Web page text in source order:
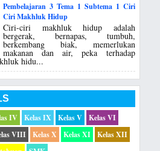
Pembelajaran 3 Tema 1 Subtema 1 Ciri
Ciri Makhluk Hidup
Ciri-ciri makhluk hidup adalah
bergerak, bernapas, tumbuh,
berkembang biak, memerlukan
makanan dan air, peka terhadap
hidu...
IV Kelas IX Kelas V
Kelas VI
VIII Kelas X Kelas XI
Kelas XII